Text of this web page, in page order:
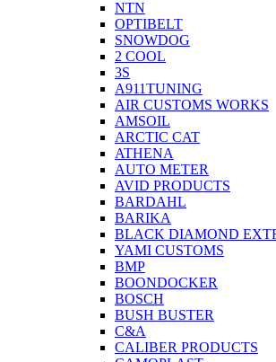
NTN
OPTIBELT
SNOWDOG
2 СOOL
3S
A911TUNING
AIR CUSTOMS WORKS
AMSOIL
ARCTIC CAT
ATHENA
AUTO METER
AVID PRODUCTS
BARDAHL
BARIKA
BLACK DIAMOND
YAMI CUSTOMS
BMP
BOONDOCKER
BOSCH
BUSH BUSTER
C&A
CALIBER PRODUCTS